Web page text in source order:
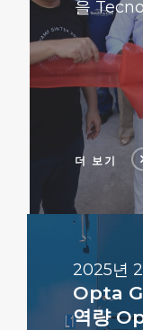
을
더 보기
2025년
Opta
역량